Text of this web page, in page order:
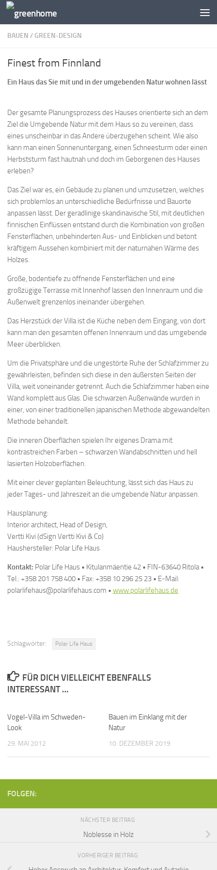
Zum Inhalt springen
BAUEN / GREEN-DESIGN
Finest from Finnland
Ein Haus das Sie mit und in der umgebenden Natur wohnen lässt
Der gesamte Planungsprozess des Hauses orientierte sich an dem
Ziel die Umgebende Natur mit dem Haus so zu vereinen, dass
eines unscheinbar in das Andere überzugehen scheint. Wie also
kann man einen Sonnenuntergang, einen Schneesturm oder einen
Herbststurm fast hautnah und doch im Geborgenen des Hauses
erleben?
Das Ziel war es, ein Gebäude zu planen und umzusetzen, welches
sich problemlos an unterschiedliche Bedürfnisse und Bauorte
anpassen lässt. Der geradlinige skandinavische Stil, mit deutlichen
finnischen Einflüssen entstand durch die Kombination von großen
Fensterflächen, unbehinderten Aus- und Einblicken und betont
kräftigem Aussehen kombiniert mit der naturnahen Wärme des
Holzes.
Große, bodentiefe zu öffnende Fensterflächen und eine
großzügige Terrasse mit Innenhof lassen den Innenraum und die
Außenwelt grenzenlos ineinander übergehen.
Das Herzstück der Villa ist die Küche neben dem Eingang, von dort
kann man den gesamten offenen Innenraum und das umgebende
Meer überblicken.
Um die Privatsphäre und die ungestörte Ruhe der Schlafzimmer zu
gewährleisten, befinden sich diese in den äußersten Seiten der
Villa, weit voneinander getrennt. Auch die Schlafzimmer haben eine
Wand komplett aus Glas. Die schwarzen Außenwände wurden in
einer, von einer traditionellen japanischen Methode abgewandelten
Methode behandelt.
Die inneren Oberflächen spielen Ihr eigenes Drama mit
kontrastreichen Farben – schwarzen Wandabschnitten und hell
lasierten Holzoberflächen.
Mit einer clever geplanten Beleuchtung, lässt sich das Haus zu
jeder Tages- und Jahreszeit an die umgebende Natur anpassen.
Hausplanung:
Interior architect, Head of Design,
Vertti Kivi (dSign Vertti Kivi & Co)
Haushersteller: Polar Life Haus
Kontakt: Polar Life Haus • Kitulanmäentie 42 • FIN-63640 Ritola •
Tel.: +358 201 758 400 • Fax: +358 10 296 25 23 • E-Mail:
polarlifehaus@polarlifehaus.com • www.polarlifehaus.de
Schlagwörter: Polar Life Haus
FÜR DICH VIELLEICHT EBENFALLS
INTERESSANT …
Vogel-Villa im Schweden-
Look
29. MAI 2012
Bauen im Einklang mit der
Natur
10. DEZEMBER 2019
FOLGEN:
NÄCHSTER BEITRAG
Noblesse in Holz
VORHERIGER BEITRAG